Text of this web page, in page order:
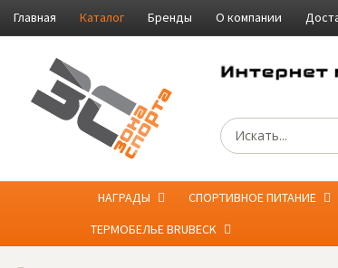
Главная Каталог Бренды О компании
НАГРАДЫ СПОРТИВНОЕ ПИТАНИЕ
ТЕРМОБЕЛЬЕ BRUBECK